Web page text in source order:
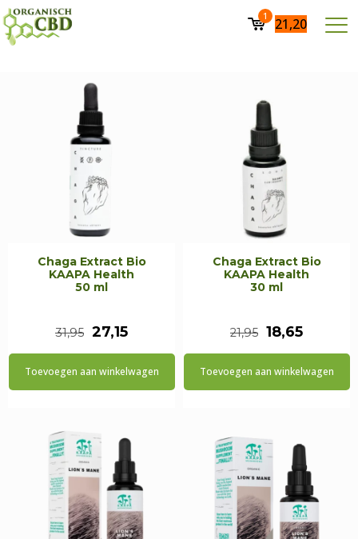
1 21,20
Chaga Extract Bio
KAAPA Health
50 ml
31,95 Oorspronkelijke
prijs
27,15Huidige
prijs
Toevoegen aan winkelwagen
Chaga Extract Bio
KAAPA Health
30 ml
21,95
prijs
18,65Huidige
prijs
Toevoegen aan winkelwagen